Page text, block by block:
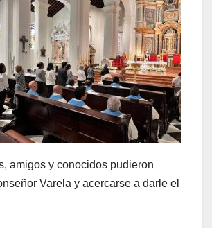
amigos y conocidos pudieron
Varela y acercarse a darle el